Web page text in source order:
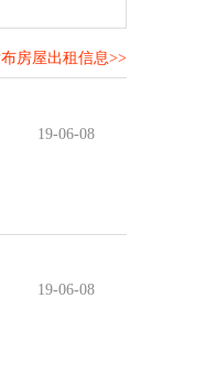
房屋出租信息>>
19-06-08
19-06-08